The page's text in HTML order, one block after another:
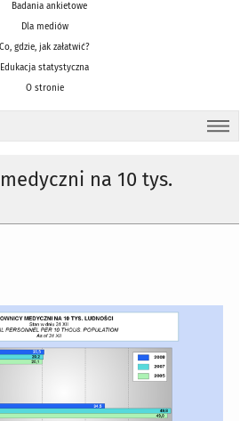
Badania ankietowe
Dla mediów
Co, gdzie, jak załatwić?
Edukacja statystyczna
O stronie
na 10 tys.